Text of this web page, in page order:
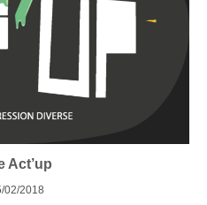
Act’up
02/2018